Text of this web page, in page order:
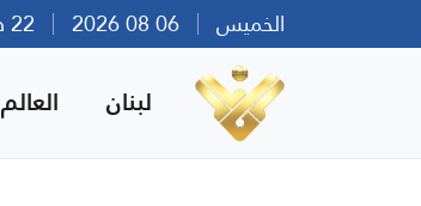
الخميس
لبنان العالم